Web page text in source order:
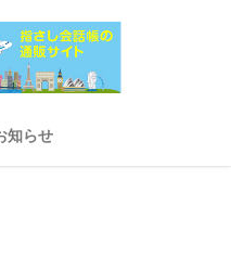
知らせ